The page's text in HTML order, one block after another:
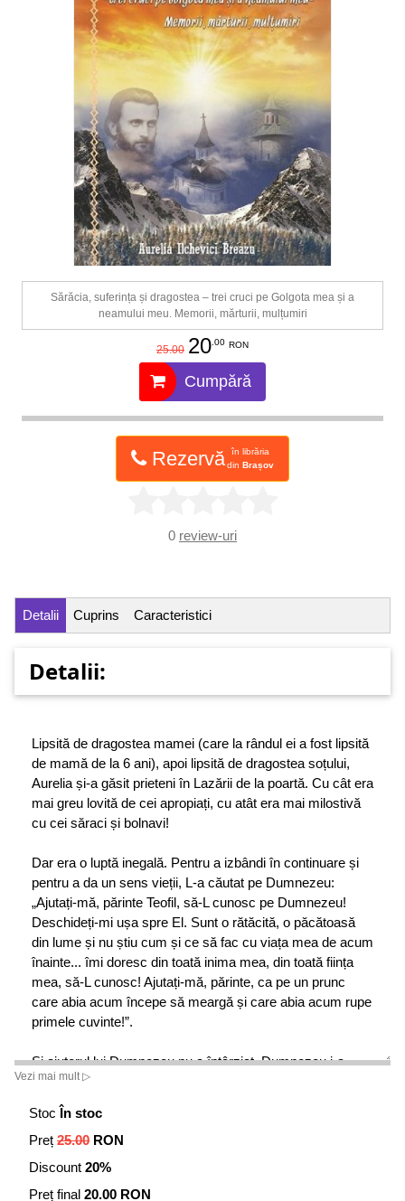
Sărăcia, suferința și dragostea – trei cruci pe Golgota mea și a
neamului meu. Memorii, mărturii, mulțumiri
25.00 20.00 RON
Cumpără
Rezervă
în librăria
din Brașov
0 review-uri
Detalii Cuprins Caracteristici
Detalii:
Lipsită de dragostea mamei (care la rândul ei a fost lipsită
de mamă de la 6 ani), apoi lipsită de dragostea soțului,
Aurelia și-a găsit prieteni în Lazării de la poartă. Cu cât era
mai greu lovită de cei apropiați, cu atât era mai milostivă
cu cei săraci și bolnavi!
Dar era o luptă inegală. Pentru a izbândi în continuare și
pentru a da un sens vieții, L-a căutat pe Dumnezeu:
„Ajutați-mă, părinte Teofil, să-L cunosc pe Dumnezeu!
Deschideți-mi ușa spre El. Sunt o rătăcită, o păcătoasă
din lume și nu știu cum și ce să fac cu viața mea de acum
înainte... îmi doresc din toată inima mea, din toată ființa
mea, să-L cunosc! Ajutați-mă, părinte, ca pe un prunc
care abia acum începe să meargă și care abia acum rupe
primele cuvinte!”.
Și ajutorul lui Dumnezeu nu a întârziat. Dumnezeu i-a
dăruit și i-a descoperit mai mult decât își putea închipui! Și
atunci, în mod firesc, sora Aurelia a dorit să se
călugărească.
Părintele Ilarion Argatu însă i-a descoperit că Dumnezeu
Vezi mai mult ▷
Stoc În stoc
Preț 25.00 RON
Discount 20%
Preț final 20.00 RON